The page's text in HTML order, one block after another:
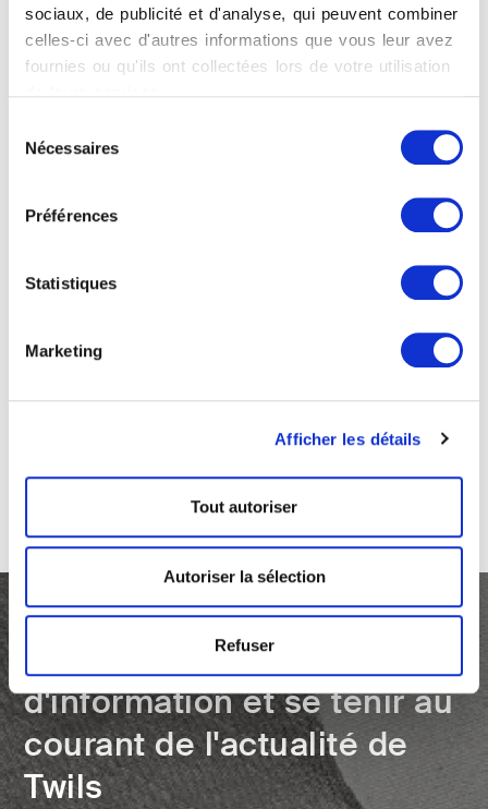
sociaux, de publicité et d'analyse, qui peuvent combiner
celles-ci avec d'autres informations que vous leur avez
fournies ou qu'ils ont collectées lors de votre utilisation
Nécessaires
Préférences
Statistiques
Marketing
Afficher les détails
Tout autoriser
Autoriser la sélection
Refuser
produits connexes
Meneghello Paolelli Associati
s'inscrire à la lettre
d'information et se tenir au
courant de l'actualité de
Twils